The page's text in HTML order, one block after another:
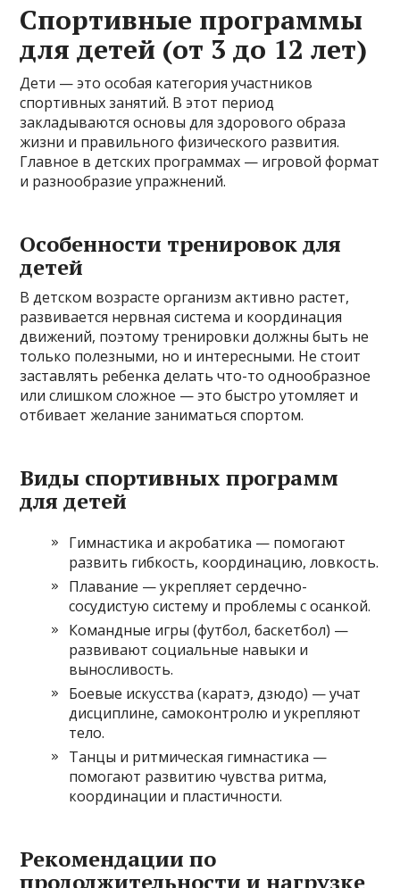
Спортивные программы
для детей (от 3 до 12 лет)
Дети — это особая категория участников
спортивных занятий. В этот период
закладываются основы для здорового образа
жизни и правильного физического развития.
Главное в детских программах — игровой формат
и разнообразие упражнений.
Особенности тренировок для
детей
В детском возрасте организм активно растет,
развивается нервная система и координация
движений, поэтому тренировки должны быть не
только полезными, но и интересными. Не стоит
заставлять ребенка делать что-то однообразное
или слишком сложное — это быстро утомляет и
отбивает желание заниматься спортом.
Виды спортивных программ
для детей
Гимнастика и акробатика — помогают
развить гибкость, координацию, ловкость.
Плавание — укрепляет сердечно-
сосудистую систему и проблемы с осанкой.
Командные игры (футбол, баскетбол) —
развивают социальные навыки и
выносливость.
Боевые искусства (каратэ, дзюдо) — учат
дисциплине, самоконтролю и укрепляют
тело.
Танцы и ритмическая гимнастика —
помогают развитию чувства ритма,
координации и пластичности.
Рекомендации по
продолжительности и нагрузке